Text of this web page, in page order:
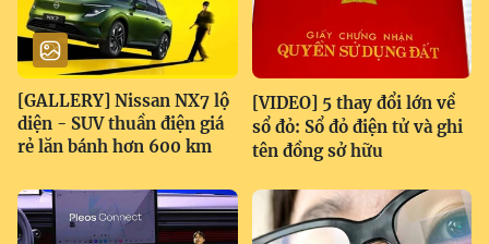
[GALLERY] Nissan NX7 lộ
diện - SUV thuần điện giá
rẻ lăn bánh hơn 600 km
[VIDEO] 5 thay đổi lớn về
sổ đỏ: Sổ đỏ điện tử và ghi
tên đồng sở hữu